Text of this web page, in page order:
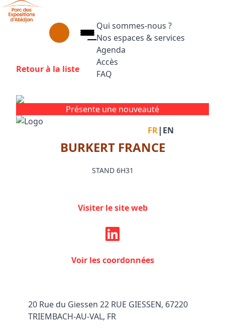
Aller au contenu principal
Qui sommes-nous ?
Nos espaces & services
Agenda
Accès
FAQ
Facebook
Instagram
Linkedin
FR| EN
Retour à la liste
Présente une nouveauté
BURKERT FRANCE
STAND 6H31
Visiter le site web
Voir les coordonnées
20 Rue du Giessen 22 RUE GIESSEN, 67220
TRIEMBACH-AU-VAL, FR
Panneau de gestion des cookies